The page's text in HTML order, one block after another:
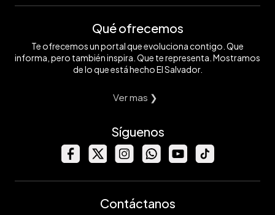
Qué ofrecemos
Te ofrecemos un portal que evoluciona contigo. Que
informa, pero también inspira. Que te representa. Mostramos
de lo que está hecho El Salvador.
Ver mas ❯
Síguenos
Contáctanos